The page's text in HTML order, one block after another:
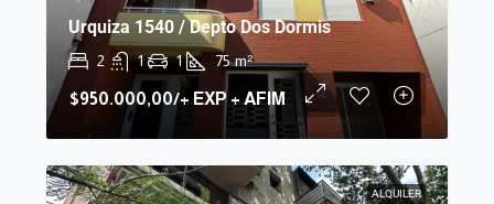
Urquiza 1540 / Depto Dos Dormis
2 1 1 75 m²
$950.000,00/+ EXP + AFIM
ALQUILER